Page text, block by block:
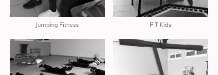
Jumping Fitness FIT Kids